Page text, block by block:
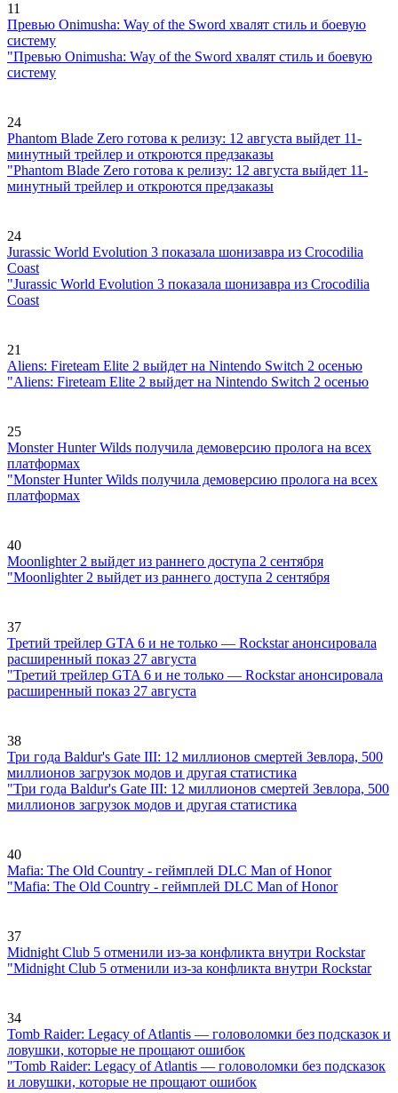
11
Превью Onimusha: Way of the Sword хвалят стиль и боевую
систему
"Превью Onimusha: Way of the Sword хвалят стиль и боевую
систему
24
Phantom Blade Zero готова к релизу: 12 августа выйдет 11-
минутный трейлер и откроются предзаказы
"Phantom Blade Zero готова к релизу: 12 августа выйдет 11-
минутный трейлер и откроются предзаказы
24
Jurassic World Evolution 3 показала шонизавра из Crocodilia
Coast
"Jurassic World Evolution 3 показала шонизавра из Crocodilia
Coast
21
Aliens: Fireteam Elite 2 выйдет на Nintendo Switch 2 осенью
"Aliens: Fireteam Elite 2 выйдет на Nintendo Switch 2 осенью
25
Monster Hunter Wilds получила демоверсию пролога на всех
платформах
"Monster Hunter Wilds получила демоверсию пролога на всех
платформах
40
Moonlighter 2 выйдет из раннего доступа 2 сентября
"Moonlighter 2 выйдет из раннего доступа 2 сентября
37
Третий трейлер GTA 6 и не только — Rockstar анонсировала
расширенный показ 27 августа
"Третий трейлер GTA 6 и не только — Rockstar анонсировала
расширенный показ 27 августа
38
Три года Baldur's Gate III: 12 миллионов смертей Зевлора, 500
миллионов загрузок модов и другая статистика
"Три года Baldur's Gate III: 12 миллионов смертей Зевлора, 500
миллионов загрузок модов и другая статистика
40
Mafia: The Old Country - геймплей DLC Man of Honor
"Mafia: The Old Country - геймплей DLC Man of Honor
37
Midnight Club 5 отменили из-за конфликта внутри Rockstar
"Midnight Club 5 отменили из-за конфликта внутри Rockstar
34
Tomb Raider: Legacy of Atlantis — головоломки без подсказок и
ловушки, которые не прощают ошибок
"Tomb Raider: Legacy of Atlantis — головоломки без подсказок
и ловушки, которые не прощают ошибок